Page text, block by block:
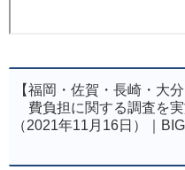
【福岡・佐賀・長崎・大
費負担に関する調査を
（2021年11月16日）｜